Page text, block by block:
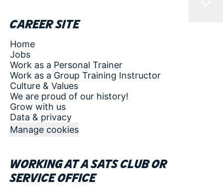
Career site
Home
Jobs
Work as a Personal Trainer
Work as a Group Training Instructor
Culture & Values
We are proud of our history!
Grow with us
Data & privacy
Manage cookies
Working at a SATS club or
service office